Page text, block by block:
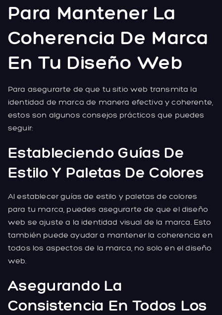
Para Mantener La
Coherencia De Marca
En Tu Diseño Web
Para asegurarte de que tu sitio web transmita la
identidad de marca de manera efectiva y coherente,
estos son algunos consejos prácticos que puedes
seguir:
Estableciendo Guías De
Estilo Y Paletas De Colores
Al establecer guías de estilo y paletas de colores
para tu marca, puedes asegurarte de que el diseño
web se ajuste a la identidad visual de la marca. Esto
también puede ayudar a mantener la coherencia en
todos los aspectos de la marca, no solo en el diseño
web.
Asegurando La
Consistencia En Todos Los